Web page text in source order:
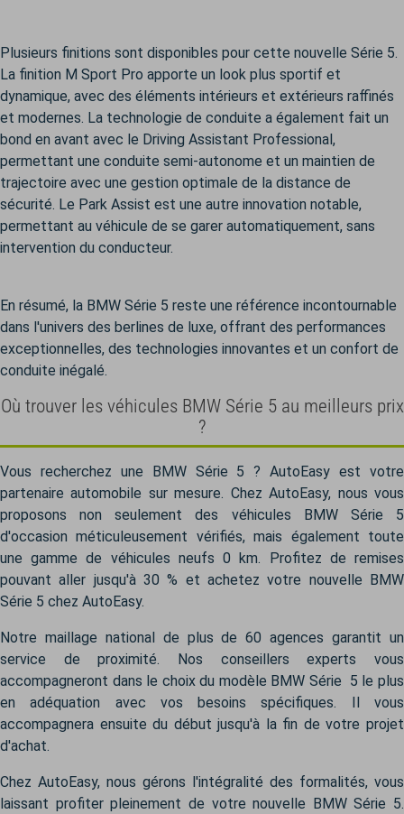
Plusieurs finitions sont disponibles pour cette nouvelle Série 5.
La finition M Sport Pro apporte un look plus sportif et
dynamique, avec des éléments intérieurs et extérieurs raffinés
et modernes. La technologie de conduite a également fait un
bond en avant avec le Driving Assistant Professional,
permettant une conduite semi-autonome et un maintien de
trajectoire avec une gestion optimale de la distance de
sécurité. Le Park Assist est une autre innovation notable,
permettant au véhicule de se garer automatiquement, sans
intervention du conducteur.
En résumé, la BMW Série 5 reste une référence incontournable
dans l'univers des berlines de luxe, offrant des performances
exceptionnelles, des technologies innovantes et un confort de
conduite inégalé.
Où trouver les véhicules BMW Série 5 au meilleurs prix
?
Vous recherchez une BMW Série 5 ? AutoEasy est votre
partenaire automobile sur mesure. Chez AutoEasy, nous vous
proposons non seulement des véhicules BMW Série 5
d'occasion méticuleusement vérifiés, mais également toute
une gamme de véhicules neufs 0 km. Profitez de remises
pouvant aller jusqu'à 30 % et achetez votre nouvelle BMW
Série 5 chez AutoEasy.
Notre maillage national de plus de 60 agences garantit un
service de proximité. Nos conseillers experts vous
accompagneront dans le choix du modèle BMW Série 5 le plus
en adéquation avec vos besoins spécifiques. Il vous
accompagnera ensuite du début jusqu'à la fin de votre projet
d'achat.
Chez AutoEasy, nous gérons l'intégralité des formalités, vous
laissant profiter pleinement de votre nouvelle BMW Série 5.